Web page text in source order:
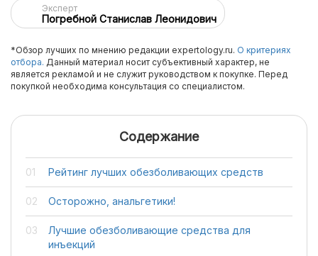
Эксперт
Погребной Станислав Леонидович
*Обзор лучших по мнению редакции expertology.ru. О критериях
отбора. Данный материал носит субъективный характер, не
является рекламой и не служит руководством к покупке. Перед
покупкой необходима консультация со специалистом.
Содержание
Рейтинг лучших обезболивающих средств
Осторожно, анальгетики!
Лучшие обезболивающие средства для
инъекций